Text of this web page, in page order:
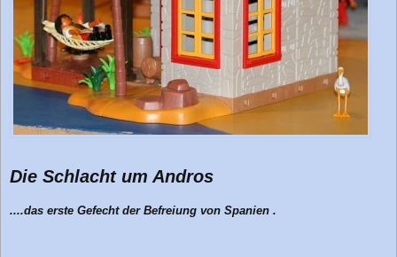
Die Schlacht um Andros
....das erste Gefecht der Befreiung von Spanien .